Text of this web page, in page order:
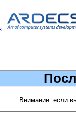
Внимание: если